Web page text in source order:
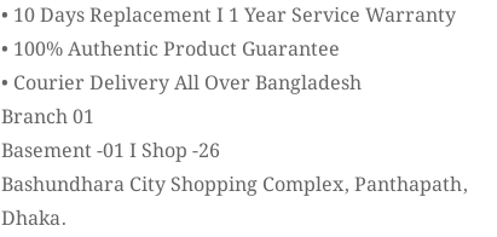
• 10 Days Replacement I 1 Year Service Warranty
• 100% Authentic Product Guarantee
• Courier Delivery All Over Bangladesh
Branch 01
Basement -01 I Shop -26
Bashundhara City Shopping Complex, Panthapath,
Dhaka.